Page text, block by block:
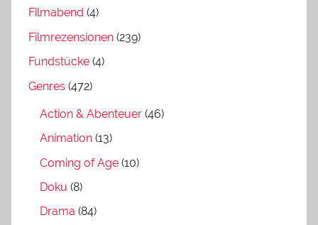
Filmabend (4)
Filmrezensionen (239)
Fundstücke (4)
Genres (472)
Action & Abenteuer (46)
Animation (13)
Coming of Age (10)
Doku (8)
Drama (84)